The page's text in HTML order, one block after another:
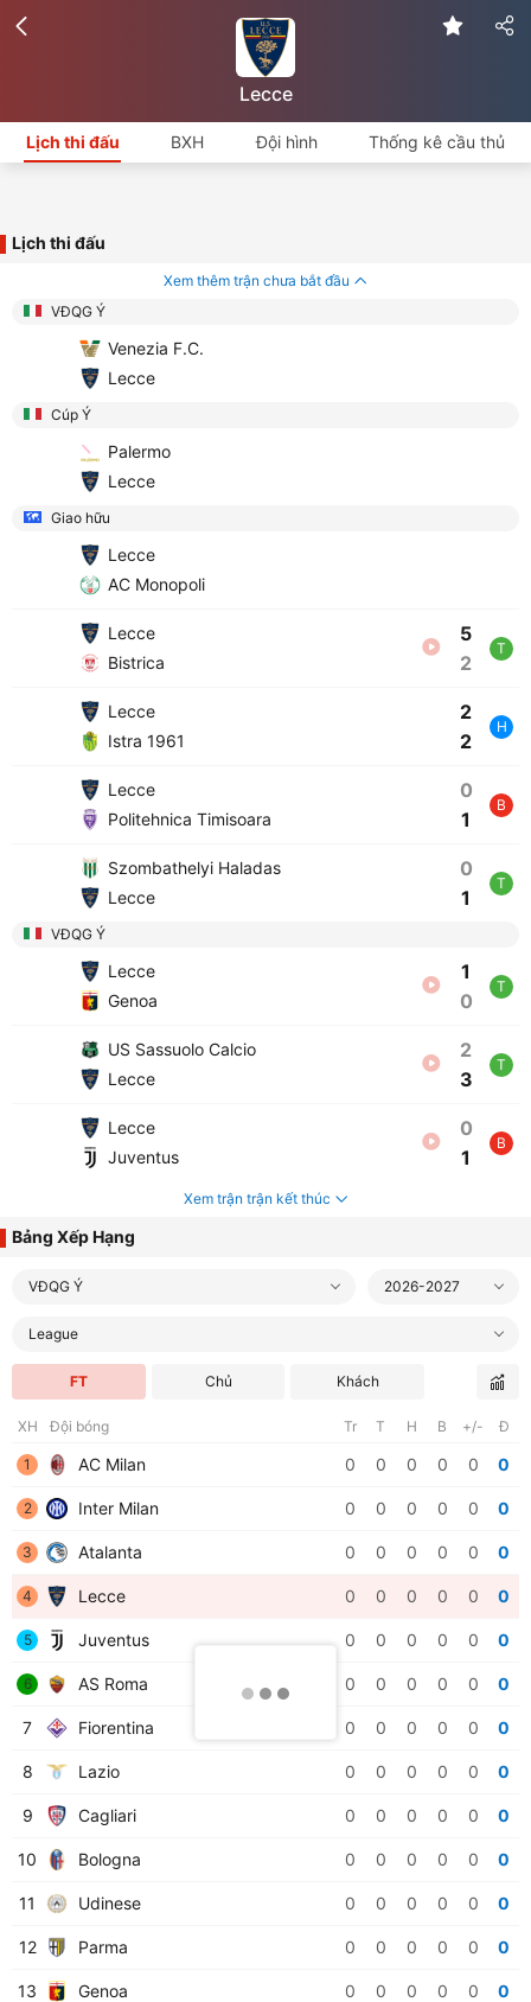
Lecce
Lịch thi đấu BXH Đội hình Thống kê cầu thủ
Lịch thi đấu
Xem thêm trận chưa bắt đầu
VĐQG Ý
Venezia F.C.
Lecce
Cúp Ý
Palermo
Lecce
Giao hữu
Lecce
AC Monopoli
Lecce
Bistrica
5
2
T
Lecce
Istra 1961
2
2
H
Lecce
Politehnica Timisoara
0
1
B
Szombathelyi Haladas
Lecce
0
1
T
VĐQG Ý
Lecce
Genoa
1
0
T
US Sassuolo Calcio
Lecce
2
3
T
Lecce
Juventus
0
1
B
Xem trận trận kết thúc
Bảng Xếp Hạng
VĐQG Ý 2026-2027
League
FT Chủ Khách
XH Đội bóng Tr T H B +/- Đ
1 AC Milan 0 0 0 0 0 0
2 Inter Milan 0 0 0 0 0 0
3 Atalanta 0 0 0 0 0 0
4 Lecce 0 0 0 0 0 0
5 Juventus 0 0 0 0 0 0
6 AS Roma 0 0 0 0 0 0
7 Fiorentina 0 0 0 0 0 0
8 Lazio 0 0 0 0 0 0
9 Cagliari 0 0 0 0 0 0
10 Bologna 0 0 0 0 0 0
11 Udinese 0 0 0 0 0 0
12 Parma 0 0 0 0 0 0
13 Genoa 0 0 0 0 0 0